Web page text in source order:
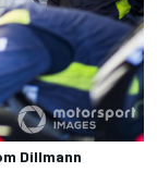
Dillmann